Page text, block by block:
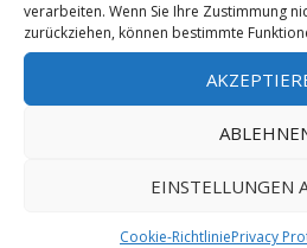
verarbeiten. Wenn Sie Ihre Zustimmung
zurückziehen, können bestimmte
EINSTELLUNGEN
Cookie-RichtliniePrivacy